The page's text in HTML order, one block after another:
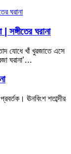
| সঙ্গীতের ঘরানা
যোধে খাঁ খুরজাতে এসে
ঘরানা’…
প্রবর্তক। ঊনবিংশ শতাব্দীর